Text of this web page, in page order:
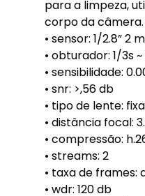
para a limpeza,
corpo da
• sensor: 1/2.8” 2
• obturador: 1/3s
• sensibilidade:
• snr: >,56 db
• tipo de lente: fixa
• distância focal:
• compressão:
• streams: 2
• taxa de frames:
• wdr: 120 db